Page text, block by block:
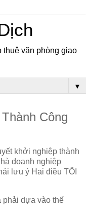
thuê văn phòng giao
▼
Công
khởi nghiệp thành
doanh nghiệp
lưu ý Hai điều TỐI
phải dựa vào thế